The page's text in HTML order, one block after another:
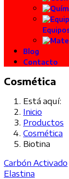
Blog
Contacto
Cosmética
Está aquí:
Inicio
Productos
Cosmética
Biotina
Carbón Activado
Elastina